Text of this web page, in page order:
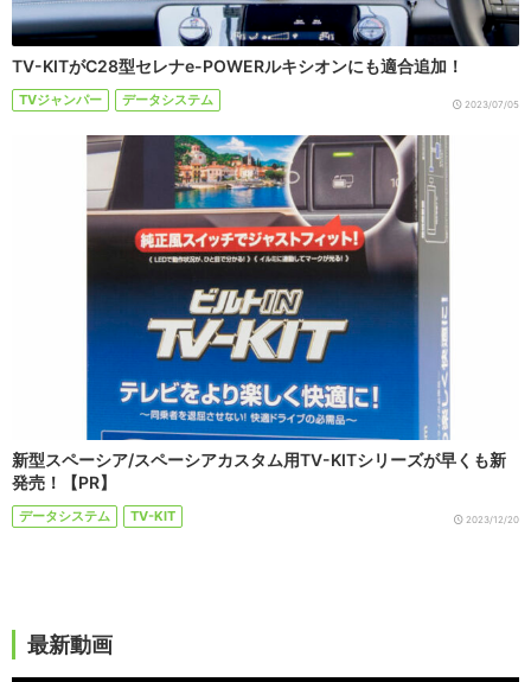
TV-KITがC28型セレナe-POWERルキシオンにも適合追加！
TVジャンパー データシステム 2023/07/05
新型スペーシア/スペーシアカスタム用TV-KITシリーズが早くも新
発売！【PR】
データシステム TV-KIT 2023/12/20
最新動画